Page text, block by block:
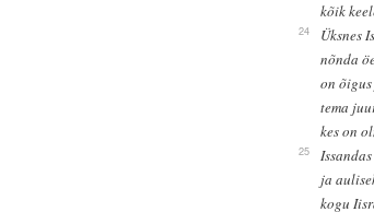
kõik
24
Üksnes
nõnda
on
tema
kes on
25
ja
kogu